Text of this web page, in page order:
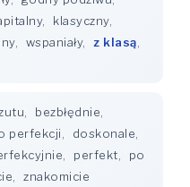
, klasyczny,
, wspaniały, z klasą,
, bezbłędnie,
perfekcji, doskonale,
, perfekt,
po
, znakomicie